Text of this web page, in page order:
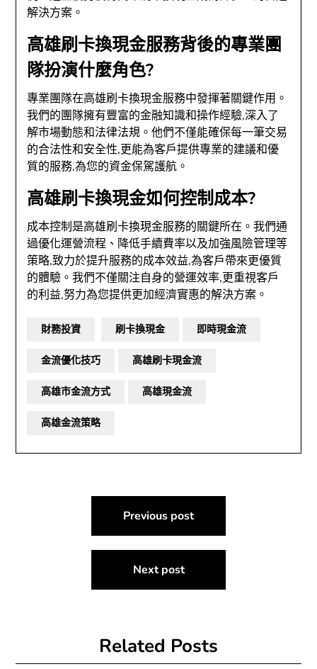
解決方案。
高雄刷卡換現金服務背後的專業團
隊扮演什麼角色?
專業團隊在高雄刷卡換現金服務中發揮著關鍵作用。
我們的團隊擁有豐富的金融知識和操作經驗,深入了
解市場動態和法律法規。他們不僅能確保每一筆交易
的合法性和安全性,更能為客戶提供專業的建議和優
質的服務,為您的資金保駕護航。
高雄刷卡換現金如何控制成本?
成本控制是高雄刷卡換現金服務的關鍵所在。我們通
過優化運營流程、降低手續費率以及加強風險管理等
策略,致力於提升服務的成本效益,為客戶帶來更優質
的體驗。我們不僅關注自身的營運效率,更重視客戶
的利益,努力為您提供更加經濟實惠的解決方案。
財務投資 刷卡換現金 即時現金流
金流優化技巧 高雄刷卡現金流
高雄市金流方式 高雄現金流
高雄金流策略
Previous post
Next post
Related Posts